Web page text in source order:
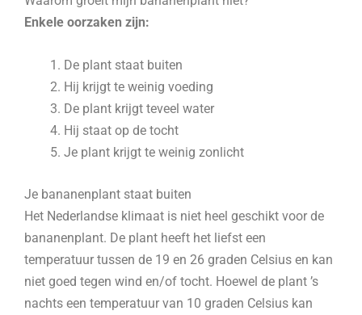
Enkele oorzaken zijn:
De plant staat buiten
Hij krijgt te weinig voeding
De plant krijgt teveel water
Hij staat op de tocht
Je plant krijgt te weinig zonlicht
Je bananenplant staat buiten
Het Nederlandse klimaat is niet heel geschikt voor de
bananenplant. De plant heeft het liefst een
temperatuur tussen de 19 en 26 graden Celsius en kan
niet goed tegen wind en/of tocht. Hoewel de plant ’s
nachts een temperatuur van 10 graden Celsius kan